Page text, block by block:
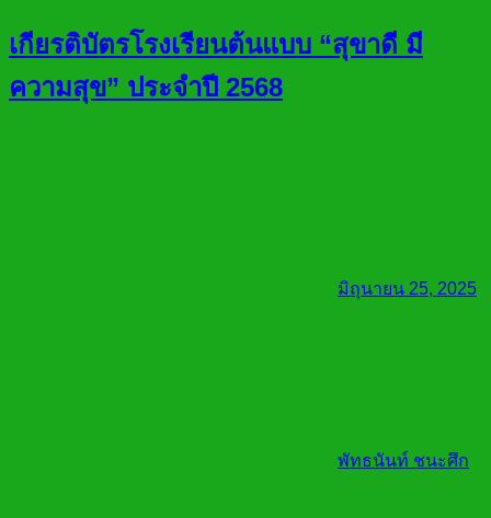
เกียรติบัตรโรงเรียนต้นแบบ “สุขาดี มี
ความสุข” ประจำปี 2568
มิถุนายน 25, 2025
พัทธนันท์ ชนะศึก